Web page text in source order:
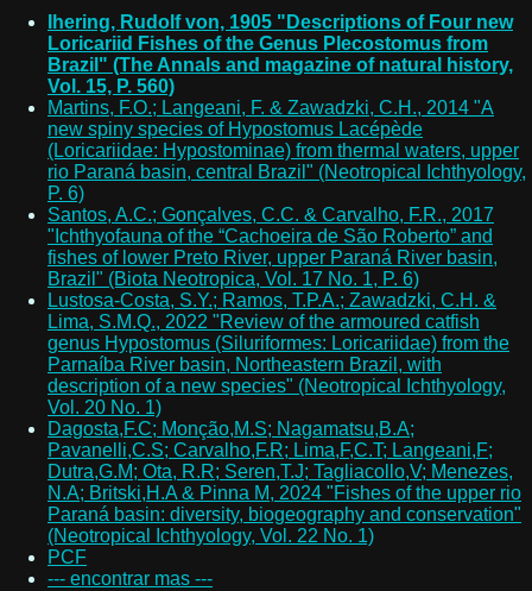
Ihering, Rudolf von, 1905 "Descriptions of Four new
Loricariid Fishes of the Genus Plecostomus from
Brazil" (The Annals and magazine of natural history,
Vol. 15, P. 560)
Martins, F.O.; Langeani, F. & Zawadzki, C.H., 2014 "A
new spiny species of Hypostomus Lacépède
(Loricariidae: Hypostominae) from thermal waters, upper
rio Paraná basin, central Brazil" (Neotropical Ichthyology,
P. 6)
Santos, A.C.; Gonçalves, C.C. & Carvalho, F.R., 2017
"Ichthyofauna of the “Cachoeira de São Roberto” and
fishes of lower Preto River, upper Paraná River basin,
Brazil" (Biota Neotropica, Vol. 17 No. 1, P. 6)
Lustosa-Costa, S.Y.; Ramos, T.P.A.; Zawadzki, C.H. &
Lima, S.M.Q., 2022 "Review of the armoured catfish
genus Hypostomus (Siluriformes: Loricariidae) from the
Parnaíba River basin, Northeastern Brazil, with
description of a new species" (Neotropical Ichthyology,
Vol. 20 No. 1)
Dagosta,F.C; Monção,M.S; Nagamatsu,B.A;
Pavanelli,C.S; Carvalho,F.R; Lima,F,C.T; Langeani,F;
Dutra,G.M; Ota, R.R; Seren,T.J; Tagliacollo,V; Menezes,
N.A; Britski,H.A & Pinna M, 2024 "Fishes of the upper rio
Paraná basin: diversity, biogeography and conservation"
(Neotropical Ichthyology, Vol. 22 No. 1)
PCF
--- encontrar mas ---